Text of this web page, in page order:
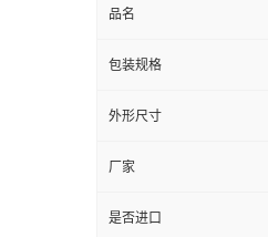
品名
包装规格
外形尺寸
厂家
是否进口